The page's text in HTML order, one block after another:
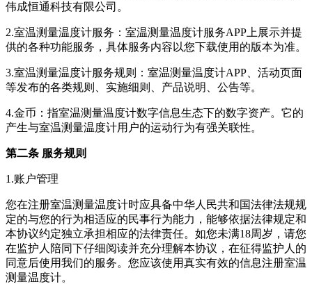
伟成恒通科技有限公司 。
2.室温测量温度计服务： 室温测量温度计服务APP上展示并提
供的各种功能服务，具体服务内容以您下载使用的版本为准。
3.室温测量温度计服务规则： 室温测量温度计APP、活动页面
等发布的各类规则、实施细则、产品说明、公告等。
4.金币：指室温测量温度计数字信息生态下的数字资产。它的
产生与室温测量温度计用户的运动行为有强关联性。
第二条 服务规则
1.账户管理
您在注册室温测量温度计时应具备中华人民共和国法律法规规
定的与您的行为相适应的民事行为能力，能够依据法律规定和
本协议约定独立承担相应的法律责任。如您未满18周岁，请您
在监护人陪同下仔细阅读并充分理解本协议，在征得监护人的
同意后使用我们的服务。您应该使用真实有效的信息注册室温
测量温度计。